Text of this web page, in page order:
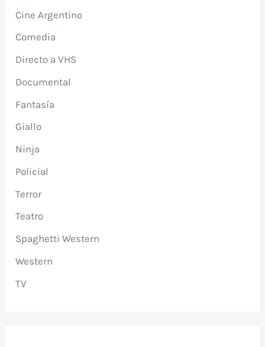
Cine Argentino
Comedia
Directo a VHS
Documental
Fantasía
Giallo
Ninja
Policial
Terror
Teatro
Spaghetti Western
Western
TV